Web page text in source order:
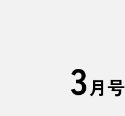
3月号